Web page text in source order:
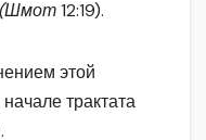
(Шмот12:19).
этой
трактата